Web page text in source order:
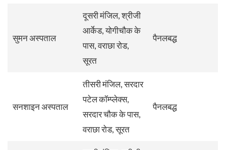
सुमन अस्पताल
दूसरी मंजिल, श्रीजी
आर्केड, योगीचौक के
पास, वराछा रोड,
सूरत
पैनलबद्ध
सनशाइन अस्पताल
तीसरी मंजिल, सरदार
पटेल कॉम्प्लेक्स,
सरदार चौक के पास,
वराछा रोड, सूरत
पैनलबद्ध